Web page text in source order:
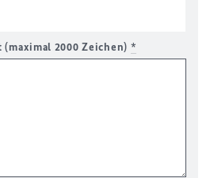
2000 Zeichen) *